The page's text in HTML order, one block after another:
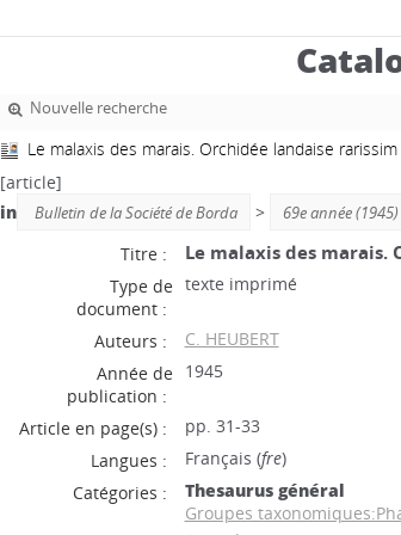
Nouvelle recherche
Le malaxis des marais. Orchidée landaise
[article]
in
Bulletin de la Société de Borda > 69e année (1945)
Titre :
Le malaxis des marais.
Type de
document :
texte imprimé
Auteurs :
C. HEUBERT
Année de
publication :
1945
Article en page(s) :
pp. 31-33
Langues :
Français (fre)
Catégories :
Thesaurus général
Groupes